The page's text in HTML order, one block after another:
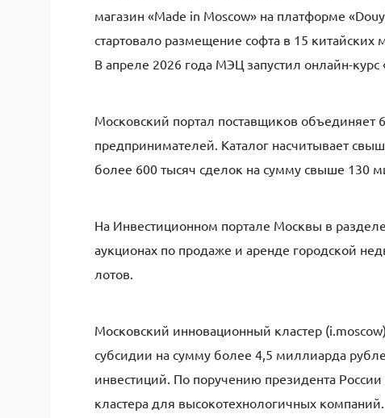
магазин «Made in Moscow» на платформе
стартовало размещение софта в 15
В апреле 2026 года МЭЦ запустил онлайн-курс
Московский портал поставщиков объединяет
предпринимателей. Каталог насчитывает
более 600 тысяч сделок на сумму свыше 130
На Инвестиционном портале Москвы в
аукционах по продаже и аренде городской
лотов.
Московский инновационный кластер
субсидии на сумму более 4,5 миллиарда
инвестиций. По поручению президента
кластера для высокотехнологичных